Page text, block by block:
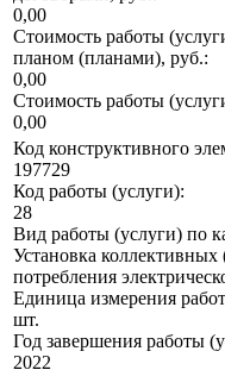
0,00
Стоимость работы
планом (планами), руб.:
0,00
Стоимость работы
0,00
Код конструктивного
197729
Код работы (услуги):
28
Вид работы (услуги) по
Установка
потребления
Единица измерения
шт.
Год завершения работы
2022